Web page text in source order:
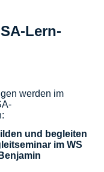
Lern-
werden im
und begleiten
im WS